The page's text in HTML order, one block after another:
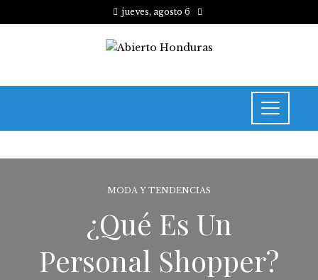
jueves, agosto 6
MODA Y TENDENCIAS
¿Qué Es Un
Personal Shopper?